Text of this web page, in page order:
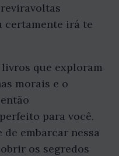
certamente irá te
que exploram
morais e o
para você.
embarcar nessa
os segredos